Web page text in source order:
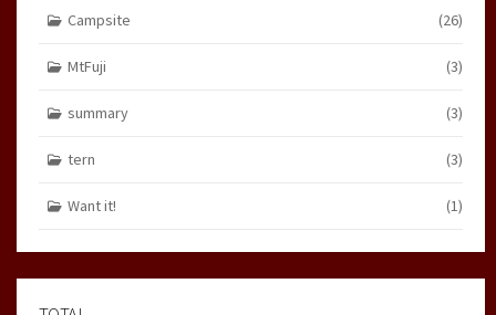
Campsite (26)
MtFuji (3)
summary (3)
tern (3)
Want it! (1)